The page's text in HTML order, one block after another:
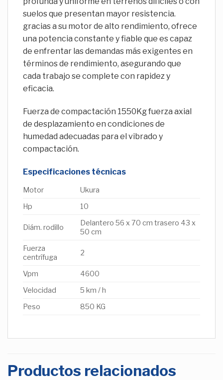
suelos que presentan mayor resistencia.
gracias a su motor de alto rendimiento, ofrece
una potencia constante y fiable que es capaz
de enfrentar las demandas más exigentes en
términos de rendimiento, asegurando que
cada trabajo se complete con rapidez y
eficacia.
Fuerza de compactación 1550Kg fuerza axial
de desplazamiento en condiciones de
humedad adecuadas para el vibrado y
compactación.
Especificaciones técnicas
Motor
Ukura
Hp
10
Diám. rodillo
Delantero 56 x 70 cm trasero 43 x
50 cm
Fuerza
centrífuga
2
Vpm
4600
Velocidad
5 km / h
Peso
850 KG
Productos relacionados